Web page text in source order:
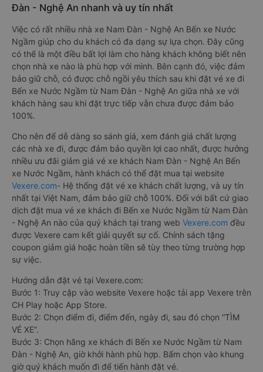
Đàn - Nghệ An nhanh và uy tín nhất
Việc có rất nhiều nhà xe Nam Đàn - Nghệ An Bến xe Nước
Ngầm giúp cho du khách có đa dạng sự lựa chọn. Đây cũng
có thể là một điều bất lợi làm cho hàng khách không biết nên
chọn nhà xe nào là phù hợp với mình. Bên cạnh đó, việc đảm
bảo giữ chỗ, có được chỗ ngồi yêu thích sau khi đặt vé xe đi
Bến xe Nước Ngầm từ Nam Đàn - Nghệ An giữa nhà xe với
khách hàng sau khi đặt trực tiếp vẫn chưa được đảm bảo
100%.
Cho nên để dễ dàng so sánh giá, xem đánh giá chất lượng
các nhà xe đi, được đảm bảo quyền lợi cao nhất, được hưởng
nhiều ưu đãi giảm giá vé xe khách Nam Đàn - Nghệ An Bến
xe Nước Ngầm, hành khách có thể đặt mua tại website
Vexere.com- Hệ thống đặt vé xe khách chất lượng, và uy tín
nhất tại Việt Nam, đảm bảo giữ chỗ 100%. Đối với bất cứ giao
dịch đặt mua vé xe khách đi Bến xe Nước Ngầm từ Nam Đàn
- Nghệ An nào của quý khách tại trang web Vexere.com đều
được Vexere cam kết giải quyết sự cố. Chính sách tặng
coupon giảm giá hoặc hoàn tiền sẽ tùy theo từng trường hợp
sự việc.
Hướng dẫn đặt vé tại Vexere.com:
Bước 1: Truy cập vào website Vexere hoặc tải app Vexere trên
CH Play hoặc App Store.
Bước 2: Chọn điểm đi, điểm đến, ngày đi, sau đó chọn “TÌM
VÉ XE”.
Bước 3: Chọn hãng xe khách đi Bến xe Nước Ngầm từ Nam
Đàn - Nghệ An, giờ khởi hành phù hợp. Bấm chọn vào khung
giờ quý khách muốn đi để tiến hành đặt vé.